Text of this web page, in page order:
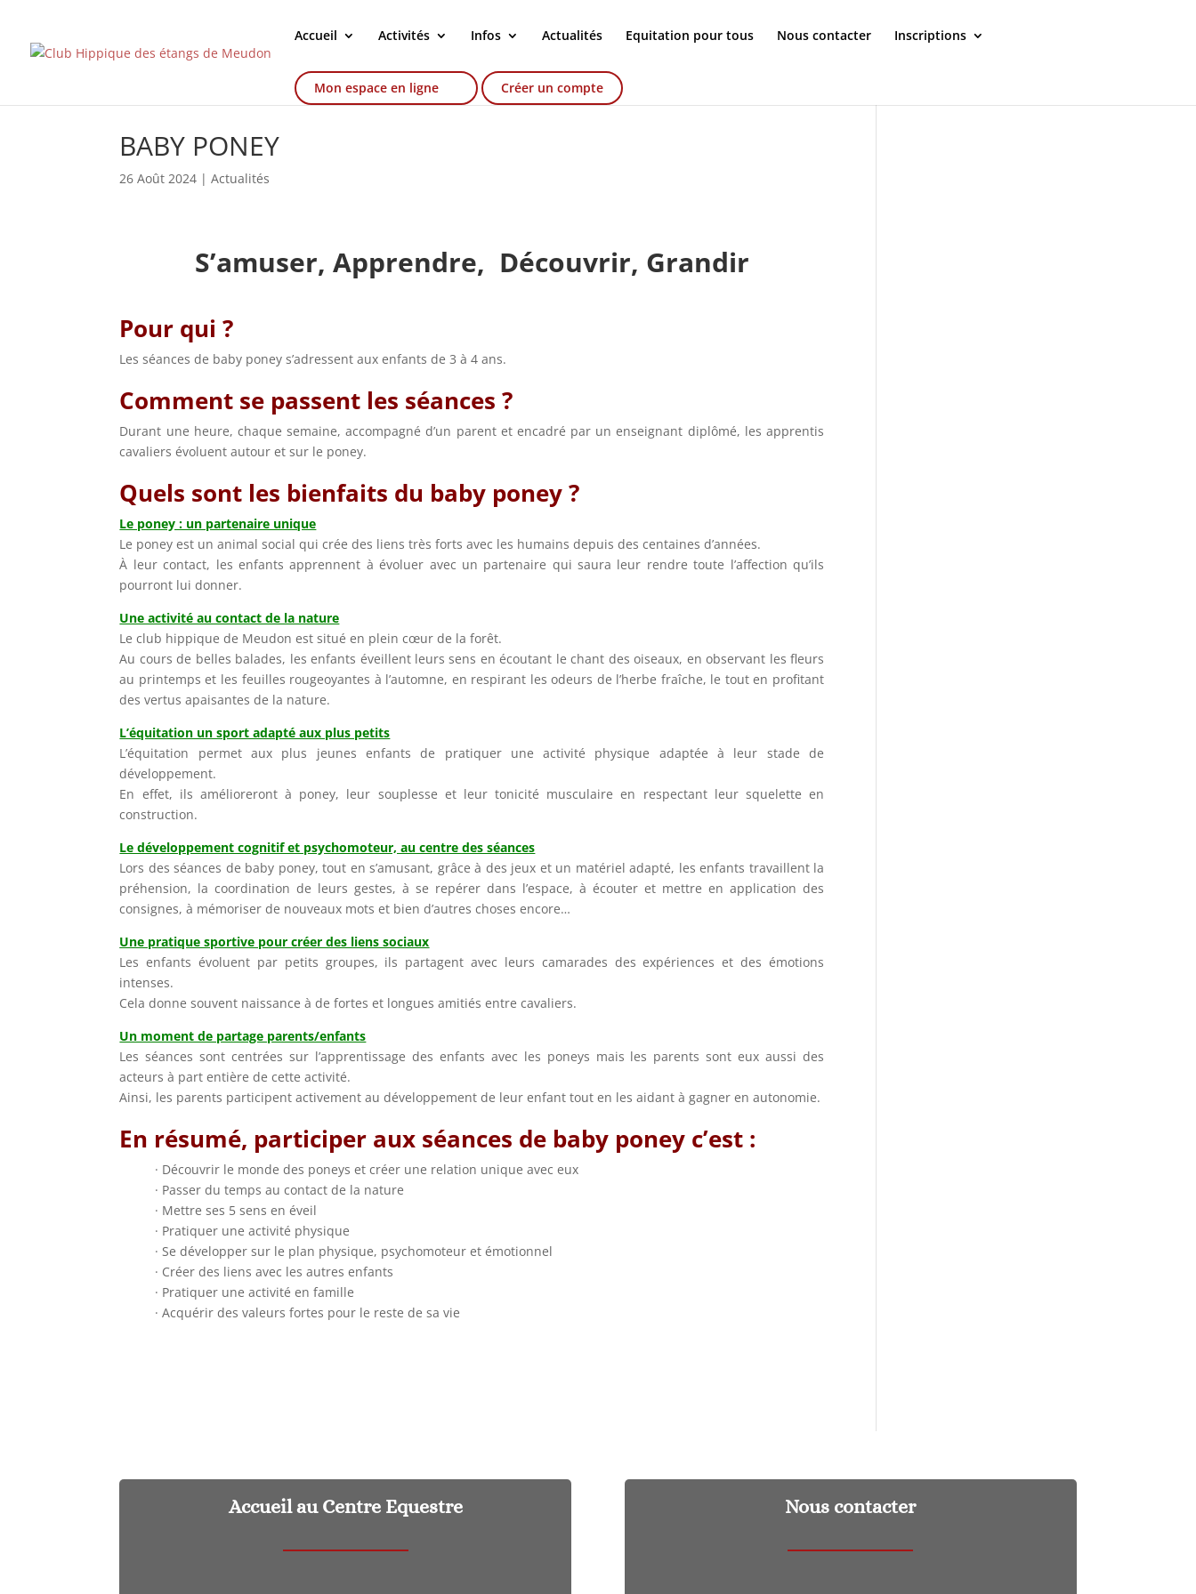
Accueil Activités Infos Actualités Equitation pour tous Nous contacter Inscriptions
Mon espace en ligne Créer un compte
BABY PONEY
26 Août 2024 |Actualités
S’amuser, Apprendre, Découvrir, Grandir
Pour qui ?
Les séances de baby poney s’adressent aux enfants de 3 à 4 ans.
Comment se passent les séances ?
Durant une heure, chaque semaine, accompagné d’un parent et encadré par un enseignant diplômé, les apprentis
cavaliers évoluent autour et sur le poney.
Quels sont les bienfaits du baby poney ?
Le poney : un partenaire unique
Le poney est un animal social qui crée des liens très forts avec les humains depuis des centaines d’années.
À leur contact, les enfants apprennent à évoluer avec un partenaire qui saura leur rendre toute l’affection qu’ils
pourront lui donner.
Une activité au contact de la nature
Le club hippique de Meudon est situé en plein cœur de la forêt.
Au cours de belles balades, les enfants éveillent leurs sens en écoutant le chant des oiseaux, en observant les fleurs
au printemps et les feuilles rougeoyantes à l’automne, en respirant les odeurs de l’herbe fraîche, le tout en profitant
des vertus apaisantes de la nature.
L’équitation un sport adapté aux plus petits
L’équitation permet aux plus jeunes enfants de pratiquer une activité physique adaptée à leur stade de
développement.
En effet, ils amélioreront à poney, leur souplesse et leur tonicité musculaire en respectant leur squelette en
construction.
Le développement cognitif et psychomoteur, au centre des séances
Lors des séances de baby poney, tout en s’amusant, grâce à des jeux et un matériel adapté, les enfants travaillent la
préhension, la coordination de leurs gestes, à se repérer dans l’espace, à écouter et mettre en application des
consignes, à mémoriser de nouveaux mots et bien d’autres choses encore…
Une pratique sportive pour créer des liens sociaux
Les enfants évoluent par petits groupes, ils partagent avec leurs camarades des expériences et des émotions
intenses.
Cela donne souvent naissance à de fortes et longues amitiés entre cavaliers.
Un moment de partage parents/enfants
Les séances sont centrées sur l’apprentissage des enfants avec les poneys mais les parents sont eux aussi des
acteurs à part entière de cette activité.
Ainsi, les parents participent activement au développement de leur enfant tout en les aidant à gagner en autonomie.
En résumé, participer aux séances de baby poney c’est :
· Découvrir le monde des poneys et créer une relation unique avec eux
· Passer du temps au contact de la nature
· Mettre ses 5 sens en éveil
· Pratiquer une activité physique
· Se développer sur le plan physique, psychomoteur et émotionnel
· Créer des liens avec les autres enfants
· Pratiquer une activité en famille
· Acquérir des valeurs fortes pour le reste de sa vie
Accueil au Centre Equestre Nous contacter